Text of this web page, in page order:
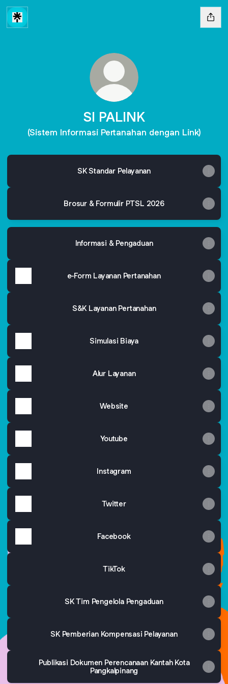
SI PALINK
(Sistem Informasi Pertanahan dengan Link)
SK Standar Pelayanan
Brosur & Formulir PTSL 2026
Informasi & Pengaduan
e-Form Layanan Pertanahan
S&K Layanan Pertanahan
Simulasi Biaya
Alur Layanan
Website
Youtube
Instagram
Twitter
Facebook
TikTok
SK Tim Pengelola Pengaduan
SK Pemberian Kompensasi Pelayanan
Publikasi Dokumen Perencanaan Kantah Kota
Pangkalpinang